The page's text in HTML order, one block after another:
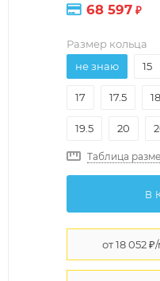
68 597 ₽
Размер кольца
не знаю
15
17 17.5 18
19.5 20
Таблица
В